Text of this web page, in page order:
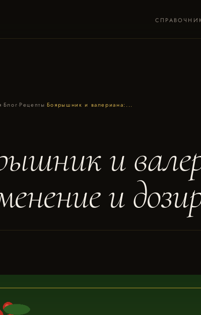
·Блог·Рецепты·Боярышник и валериана:...
и
и